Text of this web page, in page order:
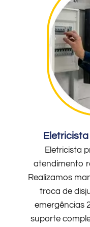
Eletricista
atendimento
Realizamos
troca de
emergências
suporte